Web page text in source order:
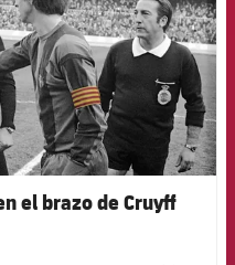
el brazo de Cruyff